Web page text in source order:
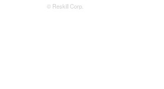
© Reskill Corp.